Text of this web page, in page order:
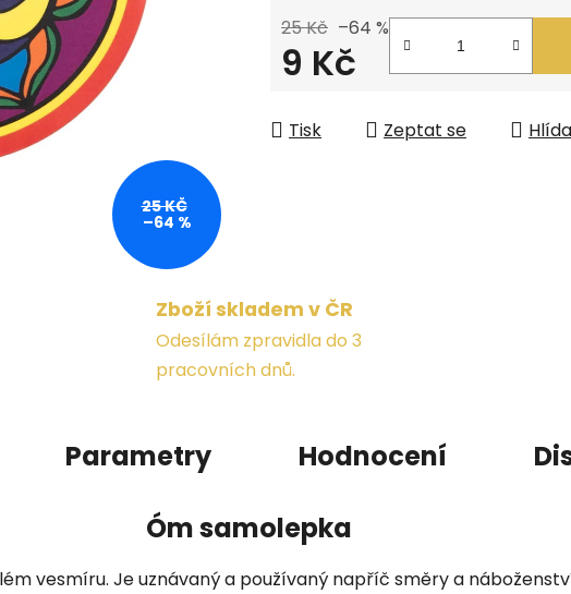
25 Kč –64 %
9 Kč
Tisk Zeptat se
25 KČ
–64 %
Zboží skladem v ČR
Odesílám zpravidla do 3
pracovních dnů.
Parametry Hodnocení
Óm samolepka
vesmíru. Je uznávaný a používaný napříč směry a